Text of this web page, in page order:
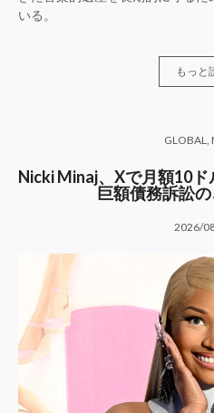
いる。
もっと
GLOBAL
Nicki Minaj、Xで月額10
巨額債務訴訟
2026/